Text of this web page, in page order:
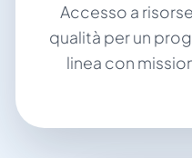
Accesso a
qualità per un
linea con